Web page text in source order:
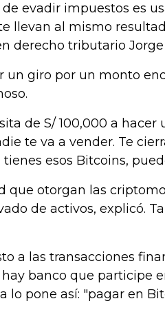
evadir impuestos es
llevan al mismo
derecho tributario Jorge
un giro por un monto
de S/ 100,000 a
te va a vender. Te
esos Bitcoins,
que otorgan las
de activos, explicó.
a las transacciones
banco que participe
lo pone así: "pagar en